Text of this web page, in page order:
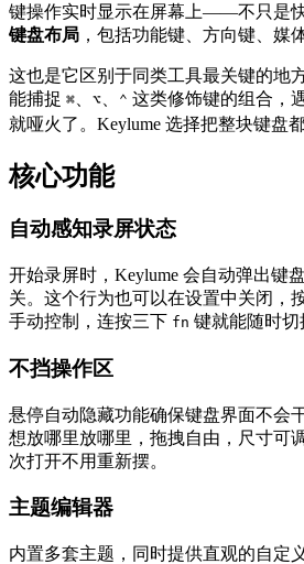
键操作实时显示在屏幕上——不只是
键盘布局 ，包括功能键、方向键、媒
这也是它区别于同类工具最关键的地
能捕捉 ⌘ ⌥ ⌃ 这类修饰键的组合，
就哑火了。Keylume 选择把整块键盘
核心功能
自动感知录屏状态
开始录屏时，Keylume 会自动弹出键
关。这个行为也可以在设置中关闭，
手动控制，连按三下 fn 键就能随时切
不挡操作区
悬停自动隐藏功能确保键盘界面不会
想放哪里放哪里，拖拽自由，尺寸可
次打开不用重新摆。
主题编辑器
内置多套主题，同时提供直观的自